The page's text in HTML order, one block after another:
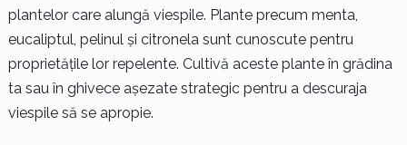
plantelor care alungă viespile. Plante precum menta,
eucaliptul, pelinul și citronela sunt cunoscute pentru
proprietățile lor repelente. Cultivă aceste plante în grădina
ta sau în ghivece așezate strategic pentru a descuraja
viespile să se apropie.